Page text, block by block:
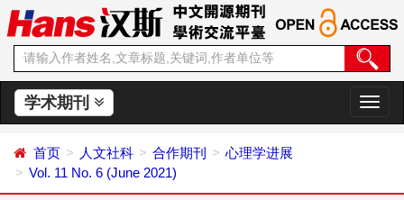
学术期刊
切
换
首页 人文社科 合作期刊
心理学进展
Vol. 11 No. 6 (June 2021)